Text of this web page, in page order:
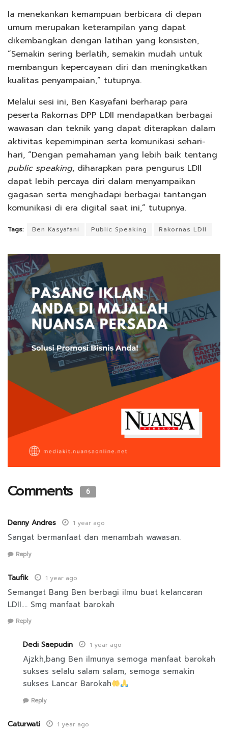
Ia menekankan kemampuan berbicara di depan
umum merupakan keterampilan yang dapat
dikembangkan dengan latihan yang konsisten,
“Semakin sering berlatih, semakin mudah untuk
membangun kepercayaan diri dan meningkatkan
kualitas penyampaian,” tutupnya.
Melalui sesi ini, Ben Kasyafani berharap para
peserta Rakornas DPP LDII mendapatkan berbagai
wawasan dan teknik yang dapat diterapkan dalam
aktivitas kepemimpinan serta komunikasi sehari-
hari, “Dengan pemahaman yang lebih baik tentang
public speaking, diharapkan para pengurus LDII
dapat lebih percaya diri dalam menyampaikan
gagasan serta menghadapi berbagai tantangan
komunikasi di era digital saat ini,” tutupnya.
Tags: Ben Kasyafani Public Speaking Rakornas LDII
Comments 6
Denny Andres 1 year ago
Sangat bermanfaat dan menambah wawasan.
Reply
Taufik 1 year ago
Semangat Bang Ben berbagi ilmu buat kelancaran
LDII…. Smg manfaat barokah
Reply
Dedi Saepudin 1 year ago
Ajzkh,bang Ben ilmunya semoga manfaat barokah
sukses selalu salam salam, semoga semakin
sukses Lancar Barokah
Reply
Caturwati 1 year ago